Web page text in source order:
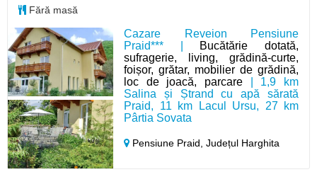
Cazare Reveion Pensiune
Praid*** | Bucătărie dotată,
sufragerie, living, grădină-curte,
foișor, grătar, mobilier de grădină,
loc de joacă, parcare | 1,9 km
Salina și Ștrand cu apă sărată
Praid, 11 km Lacul Ursu, 27 km
Pârtia Sovata
Pensiune Praid,Județul Harghita
Fără masă